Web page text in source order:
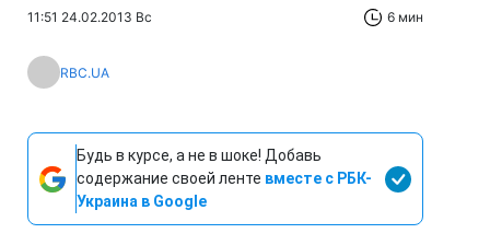
11:51 24.02.2013 Вс 6 мин
RBC.UA
Будь в курсе, а не в шоке! Добавь
содержание своей ленте вместе с РБК-
Украина в Google